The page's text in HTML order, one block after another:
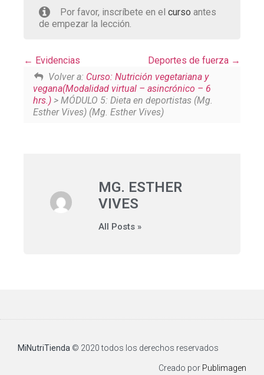
Por favor, inscríbete en el curso antes
de empezar la lección.
Evidencias
Deportes de fuerza
Volver a: Curso: Nutrición vegetariana y
vegana(Modalidad virtual – asincrónico – 6
hrs.) > MÓDULO 5: Dieta en deportistas (Mg.
Esther Vives) (Mg. Esther Vives)
MG. ESTHER
VIVES
All Posts »
MiNutriTienda © 2020 todos los derechos reservados​
Creado por Publimagen